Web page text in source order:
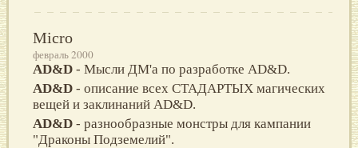
Micro
февраль 2000
AD&D - Мысли ДМ'а по разработке AD&D.
AD&D - описание всех СТАДАРТЫХ магических
вещей и заклинаний AD&D.
AD&D - разнообразные монстры для кампании
"Драконы Подземелий".